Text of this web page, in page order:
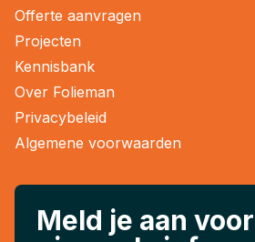
Offerte aanvragen
Projecten
Kennisbank
Over Folieman
Privacybeleid
Algemene voorwaarden
Meld je aan